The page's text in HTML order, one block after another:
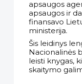
apsaugos
apsaugos ir
finansavo
ministerija.
Šis leidinys
Nacionalinės
leisti knygas,
skaitymo